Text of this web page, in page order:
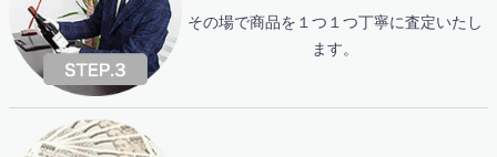
その場で商品を１つ１つ丁寧に査定いたし
ます。